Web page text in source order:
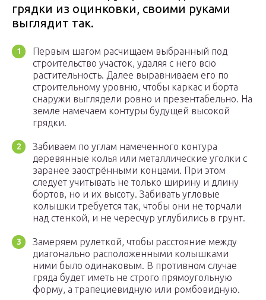
грядки из оцинковки, своими руками
выглядит так.
Первым шагом расчищаем выбранный под
строительство участок, удаляя с него всю
растительность. Далее выравниваем его по
строительному уровню, чтобы каркас и борта
снаружи выглядели ровно и презентабельно. На
земле намечаем контуры будущей высокой
грядки.
Забиваем по углам намеченного контура
деревянные колья или металлические уголки с
заранее заострёнными концами. При этом
следует учитывать не только ширину и длину
бортов, но и их высоту. Забивать угловые
колышки требуется так, чтобы они не торчали
над стенкой, и не чересчур углубились в грунт.
Замеряем рулеткой, чтобы расстояние между
диагонально расположенными колышками
ними было одинаковым. В противном случае
гряда будет иметь не строго прямоугольную
форму, а трапециевидную или ромбовидную.